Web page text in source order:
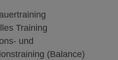
Training
und
(Balance)